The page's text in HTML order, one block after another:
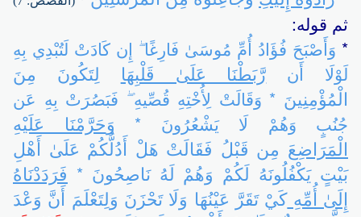
ثم قوله:
* وَأَصْبَحَ فُؤَادُ أُمِّ مُوسَىٰ فَارِغًا ۖ إِن كَادَتْ لَتُبْدِي بِهِ
لَوْلَا أَن رَّبَطْنَا عَلَىٰ قَلْبِهَا لِتَكُونَ مِنَ
الْمُؤْمِنِينَ * وَقَالَتْ لِأُخْتِهِ قُصِّيهِ ۖ فَبَصُرَتْ بِهِ عَن
جُنُبٍ وَهُمْ لَا يَشْعُرُونَ * وَحَرَّمْنَا عَلَيْهِ
الْمَرَاضِعَ مِن قَبْلُ فَقَالَتْ هَلْ أَدُلُّكُمْ عَلَىٰ أَهْلِ
بَيْتٍ يَكْفُلُونَهُ لَكُمْ وَهُمْ لَهُ نَاصِحُونَ * فَرَدَدْنَاهُ
إِلَىٰ أُمِّهِكَيْ تَقَرَّ عَيْنُهَا وَلَا تَحْزَنَ وَلِتَعْلَمَ أَنَّ وَعْدَ